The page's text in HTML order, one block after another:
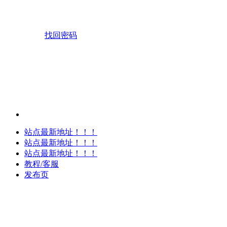
找回密码
站点最新地址！！！
站点最新地址！！！
站点最新地址！！！
教程/客服
发布页